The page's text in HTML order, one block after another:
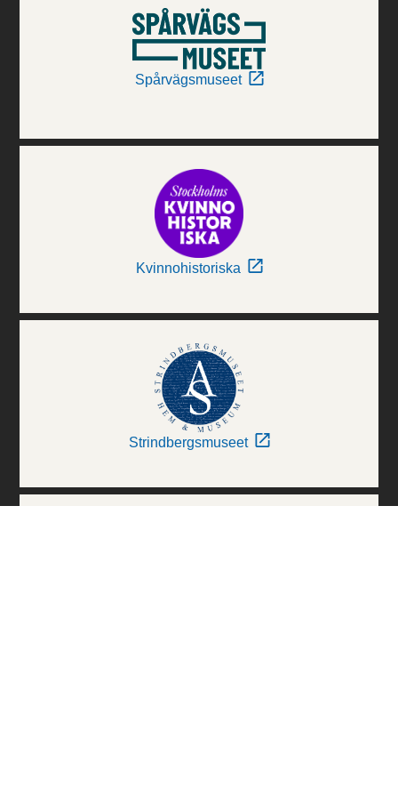
Spårvägsmuseet
Kvinnohistoriska
Strindbergsmuseet